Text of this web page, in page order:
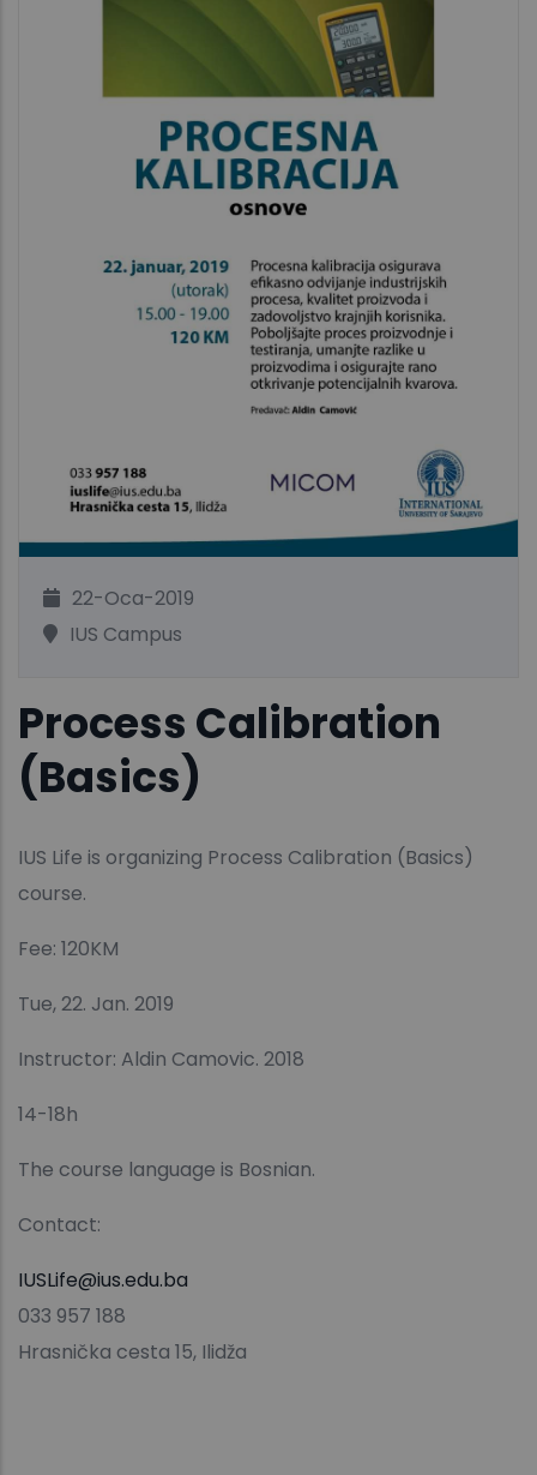
22-Oca-2019
IUS Campus
Process Calibration
(Basics)
IUS Life is organizing Process Calibration (Basics)
course.
Fee: 120KM
Tue, 22. Jan. 2019
Instructor: Aldin Camovic. 2018
14-18h
The course language is Bosnian.
Contact:
IUSLife@ius.edu.ba
033 957 188
Hrasnička cesta 15, Ilidža